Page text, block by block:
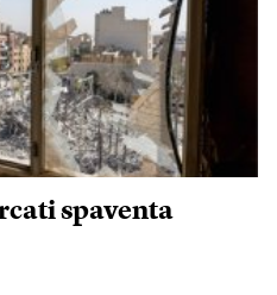
spaventa